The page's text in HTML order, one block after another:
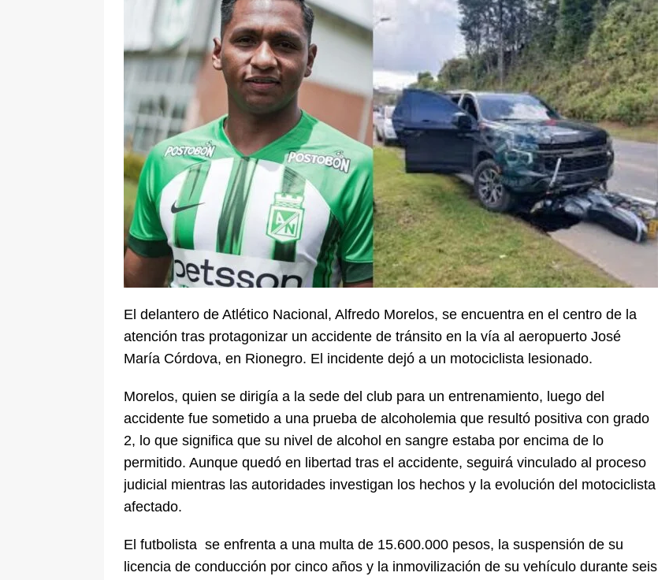
[ 6 de agosto de 2026 ] La historia detrás de la banda presidencial que portará Abelardo De La
Espriella: tradición, simbolismo y el arte de un sastre colombiano reconocido en el mundo LO
ÚLTIMO
El delantero de Atlético Nacional, Alfredo Morelos, se encuentra en el centro de la
atención tras protagonizar un accidente de tránsito en la vía al aeropuerto José
María Córdova, en Rionegro. El incidente dejó a un motociclista lesionado.
Morelos, quien se dirigía a la sede del club para un entrenamiento, luego del
accidente fue sometido a una prueba de alcoholemia que resultó positiva con grado
2, lo que significa que su nivel de alcohol en sangre estaba por encima de lo
permitido. Aunque quedó en libertad tras el accidente, seguirá vinculado al proceso
judicial mientras las autoridades investigan los hechos y la evolución del motociclista
afectado.
El futbolista se enfrenta a una multa de 15.600.000 pesos, la suspensión de su
licencia de conducción por cinco años y la inmovilización de su vehículo durante seis